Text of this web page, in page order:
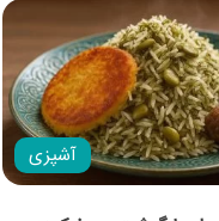
آشپزی